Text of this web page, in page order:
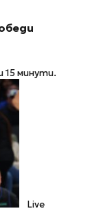
15 минути.
Live